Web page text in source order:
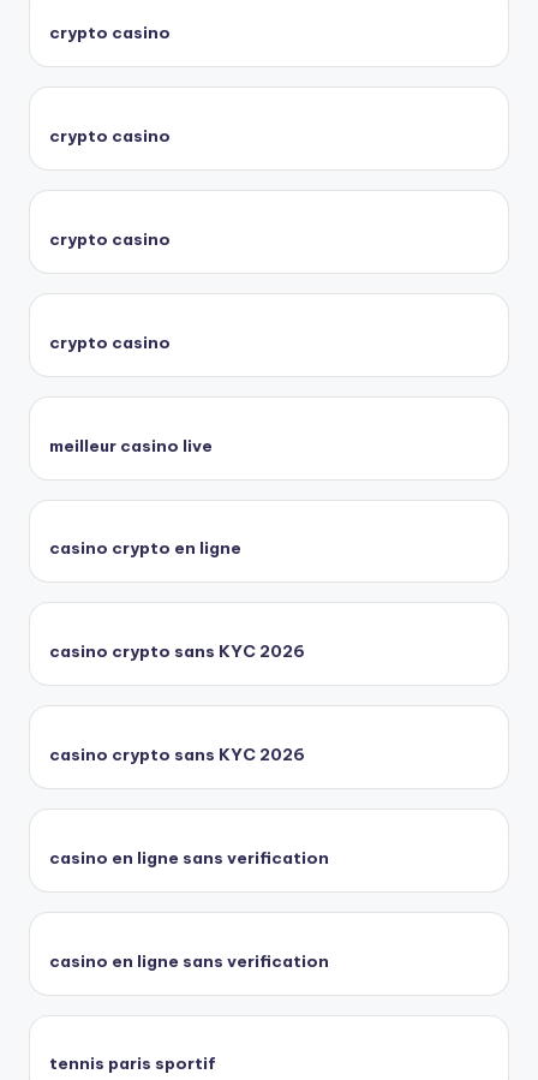
crypto casino
crypto casino
crypto casino
crypto casino
meilleur casino live
casino crypto en ligne
casino crypto sans KYC 2026
casino crypto sans KYC 2026
casino en ligne sans verification
casino en ligne sans verification
tennis paris sportif